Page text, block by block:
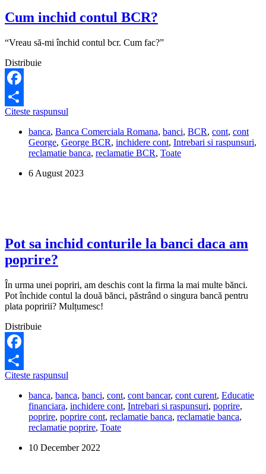
Cum inchid contul BCR?
“Vreau să-mi închid contul bcr. Cum fac?”
Distribuie
Facebook
Share
Citeste raspunsul
contul
BCR?
banca, Banca Comerciala Romana, banci, BCR, cont, cont
George, George BCR, inchidere cont, Intrebari si raspunsuri,
reclamatie banca, reclamatie BCR, Toate
6 August 2023
Pot sa inchid conturile la banci daca am
poprire?
În urma unei popriri, am deschis cont la firma la mai multe bănci.
Pot închide contul la două bănci, păstrând o singura bancă pentru
plata popririi? Mulțumesc!
Distribuie
Facebook
Share
Citeste raspunsul
inchid
conturile
la
banci
am
banca, banca, banci, cont, cont bancar, cont curent, Educatie
financiara, inchidere cont, Intrebari si raspunsuri, poprire,
poprire, poprire cont, reclamatie banca, reclamatie banca,
reclamatie poprire, Toate
10 December 2022